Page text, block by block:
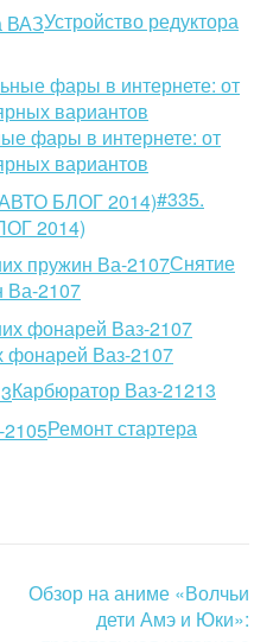
Устройство редуктора
фары в интернете: от
вариантов
#335.
2014)
Снятие
Ва-2107
фонарей Ваз-2107
Карбюратор Ваз-21213
Ремонт стартера
Обзор на аниме «Волчьи
дети Амэ и Юки»: